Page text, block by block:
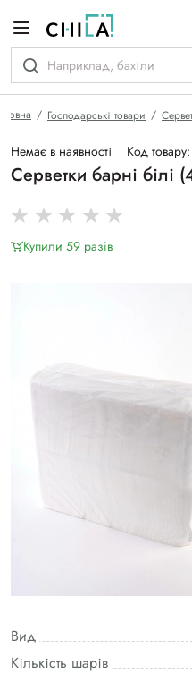
Господарські товари
Немає в наявності Код
Серветки барні білі
Купили 59 разiв
Вид
Кількість шарів
гамі